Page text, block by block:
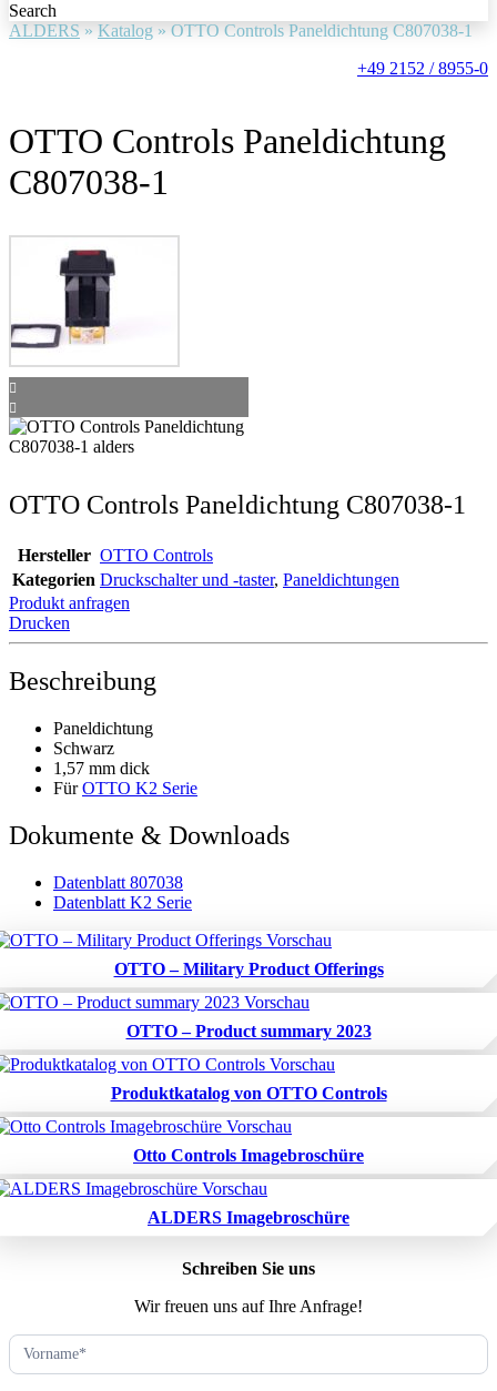
Search
ALDERS » Katalog » OTTO Controls Paneldichtung C807038-1
+49 2152 / 8955-0
OTTO Controls Paneldichtung
C807038-1
OTTO Controls Paneldichtung C807038-1
Hersteller OTTO Controls
Kategorien Druckschalter und -taster, Paneldichtungen
Produkt anfragen
Drucken
Beschreibung
Paneldichtung
Schwarz
1,57 mm dick
FürOTTO K2 Serie
Dokumente & Downloads
Datenblatt 807038
Datenblatt K2 Serie
OTTO – Military Product Offerings
OTTO – Product summary 2023
Produktkatalog von OTTO Controls
Otto Controls Imagebroschüre
ALDERS Imagebroschüre
Schreiben Sie uns
Wir freuen uns auf Ihre Anfrage!
Kontaktformular
(DE)